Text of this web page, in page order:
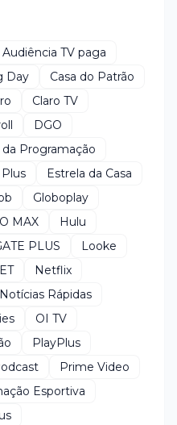
Audiência TV paga
Day
Casa do Patrão
Claro TV
DGO
Programação
Estrela da Casa
Globoplay
MAX
Hulu
PLUS
Looke
Netflix
Notícias Rápidas
OI TV
PlayPlus
Prime Video
Esportiva